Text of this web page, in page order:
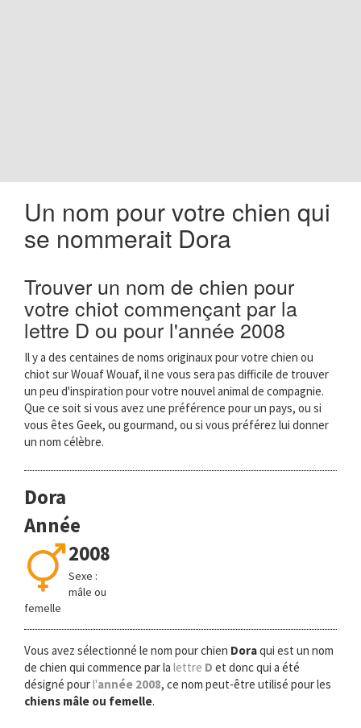
Un nom pour votre chien qui
se nommerait Dora
Trouver un nom de chien pour
votre chiot commençant par la
lettre D ou pour l'année 2008
Il y a des centaines de noms originaux pour votre chien ou
chiot sur Wouaf Wouaf, il ne vous sera pas difficile de trouver
un peu d'inspiration pour votre nouvel animal de compagnie.
Que ce soit si vous avez une préférence pour un pays, ou si
vous êtes Geek, ou gourmand, ou si vous préférez lui donner
un nom célèbre.
Dora
Année
2008
Sexe :
mâle ou
femelle
Vous avez sélectionné le nom pour chien Doraqui est un nom
de chien qui commence par la lettre D et donc qui a été
désigné pourl'année 2008, ce nom peut-être utilisé pour les
chiens mâle ou femelle.